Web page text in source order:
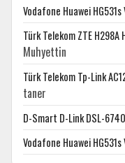
Vodafone Huawei
Türk Telekom ZTE
Muhyettin
Türk Telekom Tp-Link
taner
D-Smart D-Link DSL-
Vodafone Huawei